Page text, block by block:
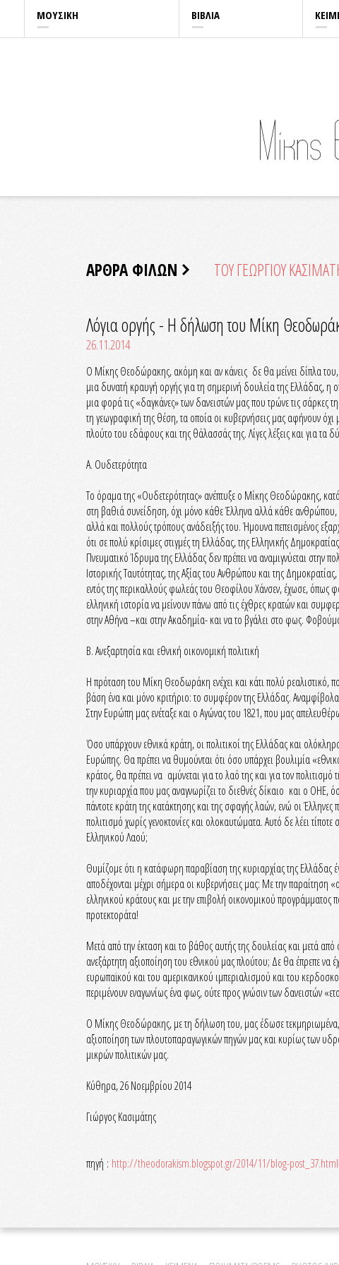
ΜΟΥΣΙΚΗ ΒΙΒΛΙΑ
ΑΡΘΡΑ ΦΙΛΩΝ ΤΟΥ ΓΕΩΡΓΙΟΥ
Λόγια οργής - Η δήλωση του Μίκη
26.11.2014
Ο Μίκης Θεοδώρακης, ακόμη και αν κάνεις δε θα μείνει δίπλα του,
μια δυνατή κραυγή οργής για τη σημερινή δουλεία της Ελλάδας,
μια φορά τις «δαγκάνες» των δανειστών μας που τρώνε τις
τη γεωγραφική της θέση, τα οποία οι κυβερνήσεις μας αφήνουν
πλούτο του εδάφους και της θάλασσάς της. Λίγες λέξεις και για
Α. Ουδετερότητα
Το όραμα της «Ουδετερότητας» ανέπτυξε ο Μίκης Θεοδώρακης,
στη βαθιά συνείδηση, όχι μόνο κάθε Έλληνα αλλά κάθε ανθρώπου,
αλλά και πολλούς τρόπους ανάδειξής του. Ήμουνα πεπεισμένος
ότι σε πολύ κρίσιμες στιγμές τη Ελλάδας, της Ελληνικής
Πνευματικό Ίδρυμα της Ελλάδας δεν πρέπει να αναμιγνύεται στην
Ιστορικής Ταυτότητας, της Αξίας του Ανθρώπου και της
εντός της περικαλλούς φωλεάς του Θεοφίλου Χάνσεν, έχωσε, όπως
ελληνική ιστορία να μείνουν πάνω από τις έχθρες κρατών και
στην Αθήνα –και στην Ακαδημία- και να το βγάλει στο φως.
Β. Ανεξαρτησία και εθνική οικονομική πολιτική
Η πρόταση του Μίκη Θεοδωράκη ενέχει και κάτι πολύ ρεαλιστικό,
βάση ένα και μόνο κριτήριο: το συμφέρον της Ελλάδας.
Στην Ευρώπη μας ενέταξε και ο Αγώνας του 1821, που μας
Όσο υπάρχουν εθνικά κράτη, οι πολιτικοί της Ελλάδας και
Ευρώπης. Θα πρέπει να θυμούνται ότι όσο υπάρχει βουλιμία
κράτος, θα πρέπει να αμύνεται για το λαό της και για τον
την κυριαρχία που μας αναγνωρίζει το διεθνές δίκαιο και ο ΟΗΕ,
πάντοτε κράτη της κατάκτησης και της σφαγής λαών, ενώ οι
πολιτισμό χωρίς γενοκτονίες και ολοκαυτώματα. Αυτό δε λέει
Ελληνικού Λαού;
Θυμίζομε ότι η κατάφωρη παραβίαση της κυριαρχίας της Ελλάδας
αποδέχονται μέχρι σήμερα οι κυβερνήσεις μας: Με την παραίτηση
ελληνικού κράτους και με την επιβολή οικονομικού
προτεκτοράτα!
Μετά από την έκταση και το βάθος αυτής της δουλείας και μετά
ανεξάρτητη αξιοποίηση του εθνικού μας πλούτου; Δε θα έπρεπε
ευρωπαϊκού και του αμερικανικού ιμπεριαλισμού και του
περιμένουν εναγωνίως ένα φως, ούτε προς γνώσιν των δανειστών
Ο Μίκης Θεοδώρακης, με τη δήλωση του, μας έδωσε τεκμηριωμένα,
αξιοποίηση των πλουτοπαραγωγικών πηγών μας και κυρίως των
μικρών πολιτικών μας.
Κύθηρα, 26 Νοεμβρίου 2014
Γιώργος Κασιμάτης
πηγή : http://theodorakism.blogspot.gr/2014/11/blog-